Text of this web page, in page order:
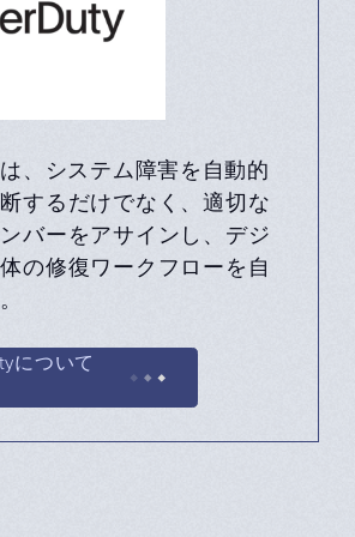
、システム障害を自動的
するだけでなく、適切な
バーをアサインし、デジ
の修復ワークフローを自
について